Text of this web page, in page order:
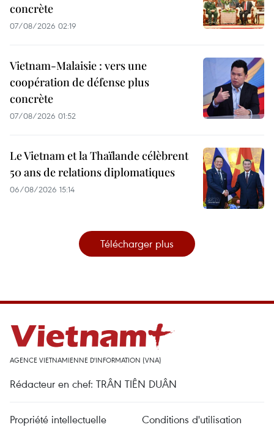
concrète
07/08/2026 02:19
Vietnam-Malaisie : vers une
coopération de défense plus
concrète
07/08/2026 01:52
Le Vietnam et la Thaïlande célèbrent
50 ans de relations diplomatiques
06/08/2026 15:14
Télécharger plus
AGENCE VIETNAMIENNE D'INFORMATION (VNA)
Rédacteur en chef: TRÂN TIÊN DUÂN
Propriété intellectuelle Conditions d'utilisation